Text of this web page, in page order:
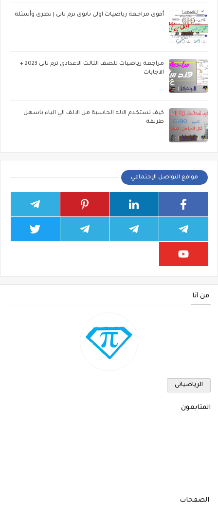
أقوى مراجعة رياضيات اولى ثانوى ترم تانى | نظرى وأسئلة
مراجعة رياضيات للصف الثالث الاعدادي ترم تانى 2023 +
الاجابات
كيف تستخدم الاله الحاسبة من الالف الي الياء باسهل
طريقة
مواقع التواصل الإجتماعي
من أنا
الرياضياتى
المتابعون
الصفحات